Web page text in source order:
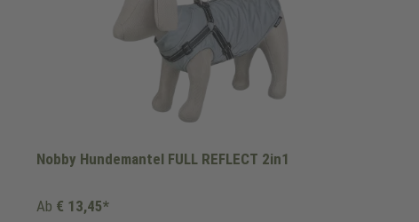
Nobby Hundemantel FULL REFLECT 2in1
Ab € 13,45*